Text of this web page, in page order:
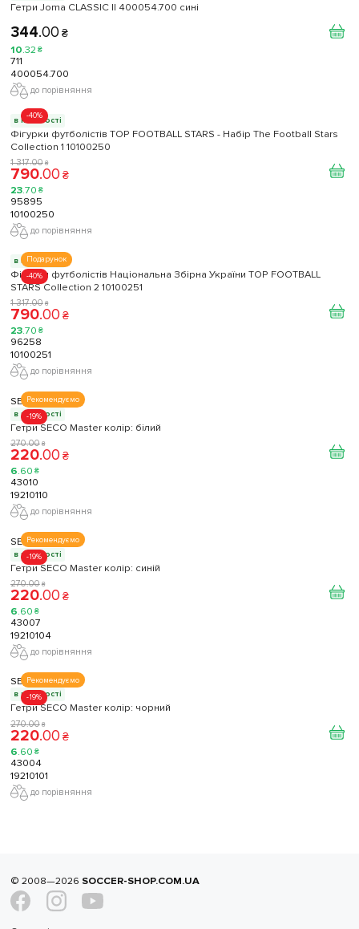
Гетри Joma CLASSIC II 400054.700 сині
344.00 ₴
10.32 ₴
711
400054.700
до порівняння
-40%
в наявності
Фігурки футболістів TOP FOOTBALL STARS - Набір The Football Stars
Collection 1 10100250
1 317.00 ₴
790.00 ₴
23.70 ₴
95895
10100250
до порівняння
Подарунок
-40%
в наявності
Фігурки футболістів Національна Збірна України TOP FOOTBALL
STARS Collection 2 10100251
1 317.00 ₴
790.00 ₴
23.70 ₴
96258
10100251
до порівняння
Рекомендуємо
-19%
SECO
в наявності
Гетри SECO Master колір: білий
270.00 ₴
220.00 ₴
6.60 ₴
43010
19210110
до порівняння
Рекомендуємо
-19%
SECO
в наявності
Гетри SECO Master колір: синій
270.00 ₴
220.00 ₴
6.60 ₴
43007
19210104
до порівняння
Рекомендуємо
-19%
SECO
в наявності
Гетри SECO Master колір: чорний
270.00 ₴
220.00 ₴
6.60 ₴
43004
19210101
до порівняння
© 2008—2026 SOCCER-SHOP.COM.UA